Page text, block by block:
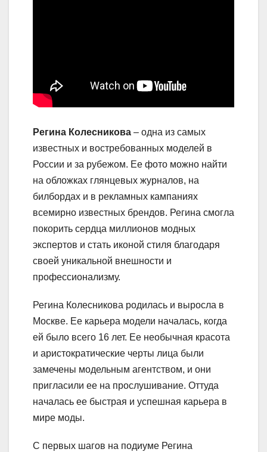
Регина Колесникова – одна из самых
известных и востребованных моделей в
России и за рубежом. Ее фото можно найти
на обложках глянцевых журналов, на
билбордах и в рекламных кампаниях
всемирно известных брендов. Регина смогла
покорить сердца миллионов модных
экспертов и стать иконой стиля благодаря
своей уникальной внешности и
профессионализму.
Регина Колесникова родилась и выросла в
Москве. Ее карьера модели началась, когда
ей было всего 16 лет. Ее необычная красота
и аристократические черты лица были
замечены модельным агентством, и они
пригласили ее на прослушивание. Оттуда
началась ее быстрая и успешная карьера в
мире моды.
С первых шагов на подиуме Регина